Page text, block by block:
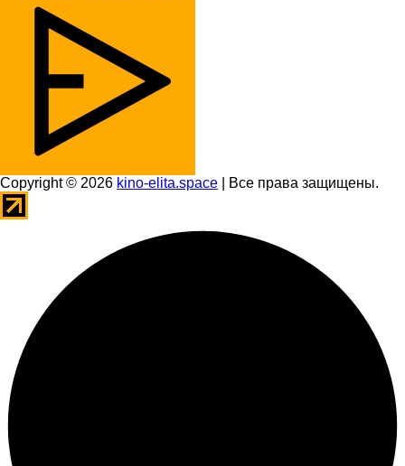
Copyright © 2026 kino-elita.space | Все права защищены.